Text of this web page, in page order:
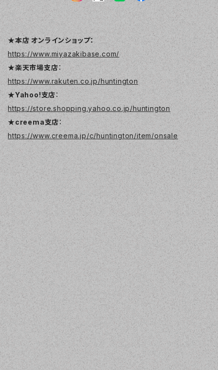
★本店 オンラインショップ：
https://www.miyazakibase.com/
★楽天市場支店：
https://www.rakuten.co.jp/huntington
★Yahoo!支店：
https://store.shopping.yahoo.co.jp/huntington
★creema支店：
https://www.creema.jp/c/huntington/item/onsale